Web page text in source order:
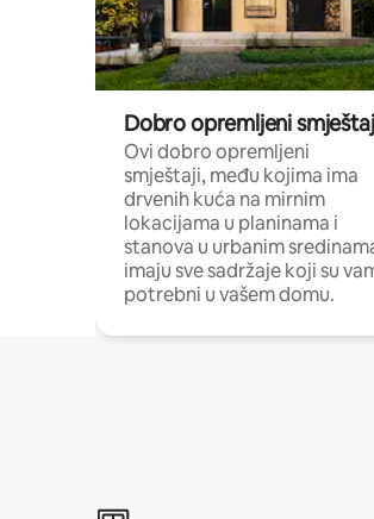
Dobro opremljeni
Ovi dobro opremljeni
smještaji, među kojima ima
drvenih kuća na mirnim
lokacijama u planinama i
stanova u urbanim
imaju sve sadržaje koji su
potrebni u vašem domu.